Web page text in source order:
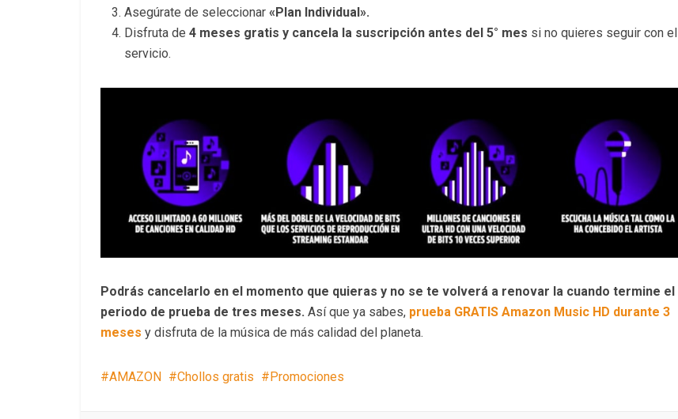
Asegúrate de seleccionar «Plan Individual».
Disfruta de 4 meses gratis y cancela la suscripción antes del 5° mes si no quieres seguir con el
servicio.
Podrás cancelarlo en el momento que quieras y no se te volverá a renovar la cuando termine el
periodo de prueba de tres meses. Así que ya sabes, prueba GRATIS Amazon Music HD durante 3
meses y disfruta de la música de más calidad del planeta.
AMAZON Chollos gratis Promociones